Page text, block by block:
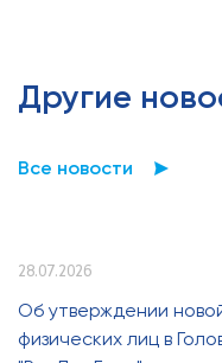
Другие
Все новости
28.07.2026
Об утверждении
физических лиц в